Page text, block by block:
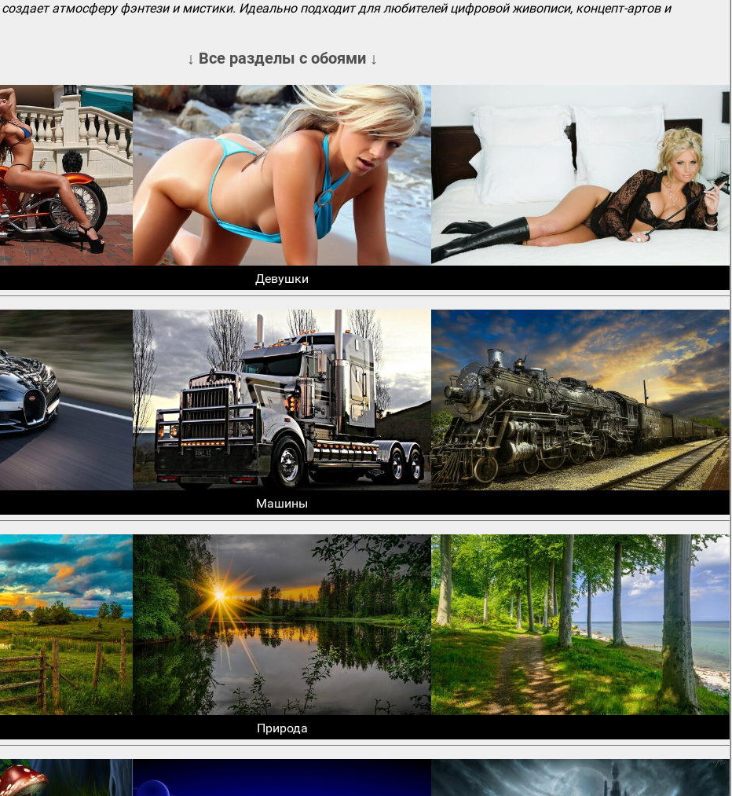
атмосферу фэнтези и мистики. Идеально подходит для любителей цифровой живописи, концепт-артов и
↓ Все разделы с обоями ↓
Девушки
Машины
Природа